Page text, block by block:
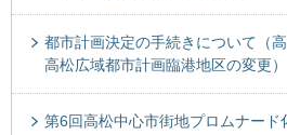
都市計画決定の手続きについて（
高松広域都市計画臨港地区の変更）
第6回高松中心市街地プロムナード